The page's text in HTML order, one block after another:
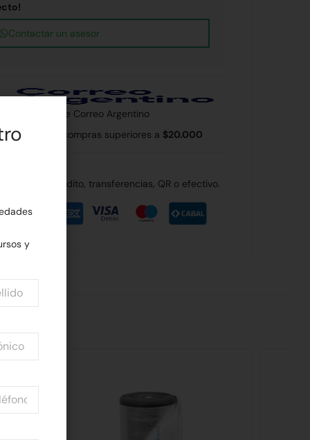
Contactar un asesor
a través de Correo Argentino
en compras superiores a $20.000
débito, crédito, transferencias, QR o efectivo.
y